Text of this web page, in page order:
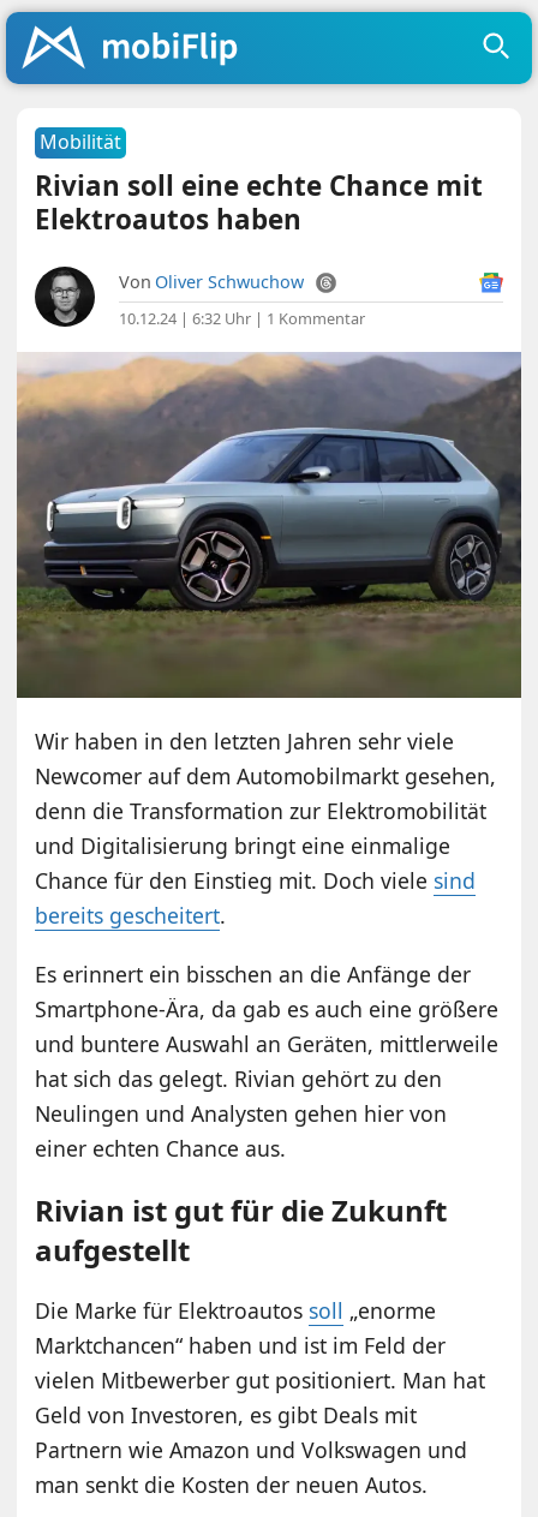
Mobilität
Rivian soll eine echte Chance mit
Elektroautos haben
Von Oliver Schwuchow
10.12.24 | 6:32 Uhr | 1 Kommentar
Wir haben in den letzten Jahren sehr viele
Newcomer auf dem Automobilmarkt gesehen,
denn die Transformation zur Elektromobilität
und Digitalisierung bringt eine einmalige
Chance für den Einstieg mit. Doch viele sind
bereits gescheitert.
Es erinnert ein bisschen an die Anfänge der
Smartphone-Ära, da gab es auch eine größere
und buntere Auswahl an Geräten, mittlerweile
hat sich das gelegt. Rivian gehört zu den
Neulingen und Analysten gehen hier von
einer echten Chance aus.
Rivian ist gut für die Zukunft
aufgestellt
Die Marke für Elektroautos soll „enorme
Marktchancen“ haben und ist im Feld der
vielen Mitbewerber gut positioniert. Man hat
Geld von Investoren, es gibt Deals mit
Partnern wie Amazon und Volkswagen und
man senkt die Kosten der neuen Autos.